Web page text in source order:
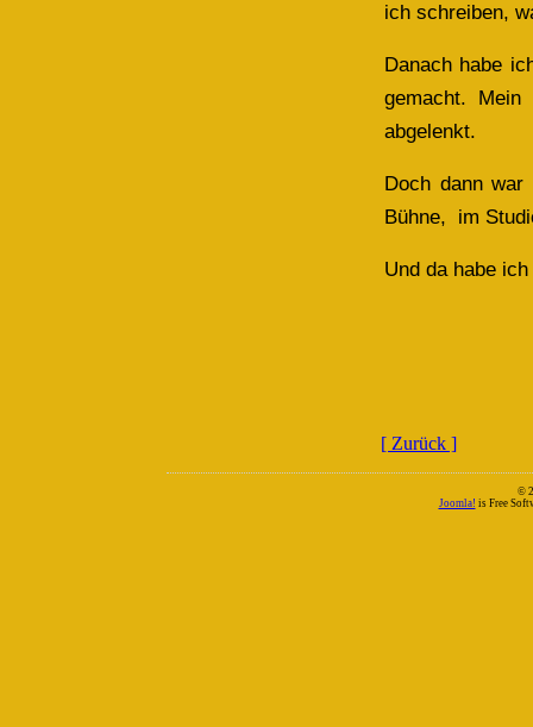
ich schreiben,
Danach habe
gemacht. Mein
abgelenkt.
Doch dann
Bühne, im
Und da habe
[ Zurück ]
©
Joomla! is Free